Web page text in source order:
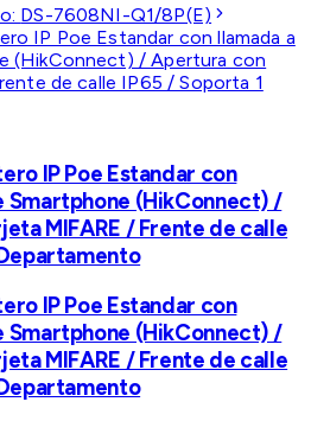
DS-7608NI-Q1/8P(E)
IP Poe Estandar con
Smartphone (HikConnect) /
MIFARE / Frente de calle
IP Poe Estandar con
Smartphone (HikConnect) /
MIFARE / Frente de calle